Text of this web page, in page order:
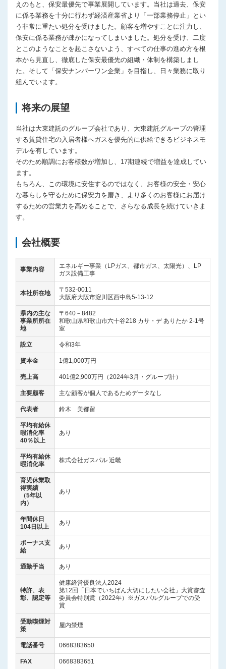
えのもと、保安最優先で事業展開しています。当社は過去、保安
に係る業務を十分に行わず経済産業省より「一部業務停止」とい
う非常に重たい処分を受けました。顧客を増やすことに注力し、
保安に係る業務が疎かになってしまいました。処分を受け、二度
とこのようなことを起こさないよう、すべての仕事の進め方を根
本から見直し、徹底した保安最優先の組織・体制を構築しまし
た。そして「保安ナンバーワン企業」を目指し、日々業務に取り
組んでいます。
将来の展望
当社は大東建託のグループ会社であり、大東建託グループの管理
する賃貸住宅の入居者様へガスを優先的に供給できるビジネスモ
デルを有しています。
そのため順調にお客様数が増加し、17期連続で増益を達成してい
ます。
もちろん、この環境に安住するのではなく、お客様の安全・安心
な暮らしを守るために保安力を磨き、より多くのお客様にお届け
するための営業力を高めることで、さらなる成長を続けていきま
す。
会社概要
事業内容
エネルギー事業（LPガス、都市ガス、太陽光）、LP
ガス設備工事
本社所在地
〒532-0011
大阪府大阪市淀川区西中島5-13-12
県内の主な
事業所所在
地
〒640－8482
和歌山県和歌山市六十谷218 カサ・デ ありたか 2-1号
室
設立 令和3年
資本金 1億1,000万円
売上高 401億2,900万円（2024年3月・グループ計）
主要顧客 主な顧客が個人であるためデータなし
代表者 鈴木 美都留
平均有給休
暇消化率
40％以上
あり
平均有給休
暇消化率
株式会社ガスパル 近畿
育児休業取
得実績
（5年以
内）
あり
年間休日
104日以上
あり
ボーナス支
給
あり
通勤手当 あり
特許、表
彰、認定等
健康経営優良法人2024
第12回「日本でいちばん大切にしたい会社」大賞審査
委員会特別賞（2022年）※ガスパルグループでの受
賞
受動喫煙対
策
屋内禁煙
電話番号 0668383650
FAX 0668383651